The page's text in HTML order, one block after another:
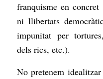
franquisme en
ni llibertats
impunitat per
dels rics, etc.).
No pretenem